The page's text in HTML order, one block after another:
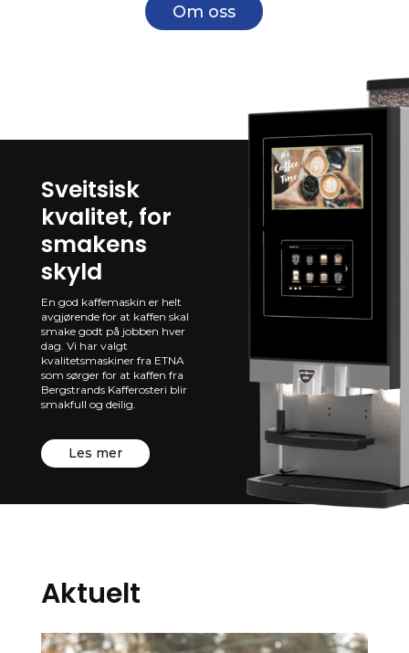
Om oss
Sveitsisk
kvalitet, for
smakens
skyld
En god kaffemaskin er helt
avgjørende for at kaffen skal
smake godt på jobben hver
dag. Vi har valgt
kvalitetsmaskiner fra ETNA
som sørger for at kaffen fra
Bergstrands Kafferosteri blir
smakfull og deilig.
Les mer
Aktuelt